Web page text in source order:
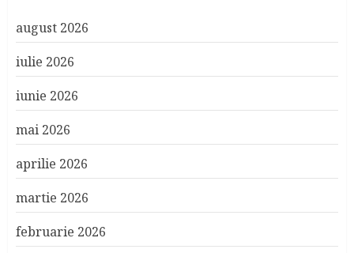
august 2026
iulie 2026
iunie 2026
mai 2026
aprilie 2026
martie 2026
februarie 2026